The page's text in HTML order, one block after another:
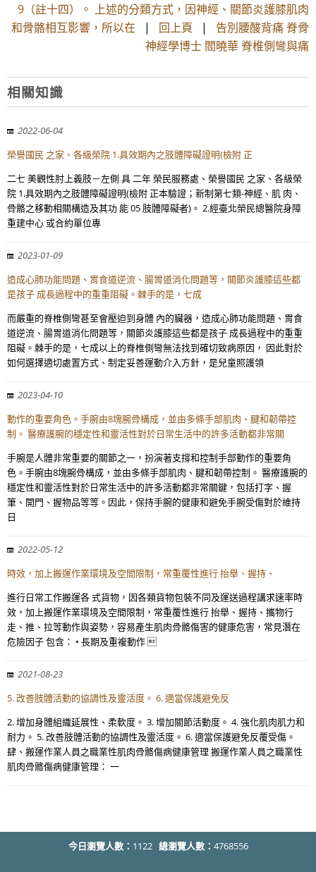
9（註十四）。 上述的分類方式，因神經、關節炎護膝肌肉
和骨骼相互影響，所以在 | 回上頁 | 告別腰酸背痛 脊骨
神經學博士 閻曉華 脊椎側彎與痛
相關知識
2022-06-04
榮譽國民 之家、各級榮院 1.具效期內之肢體障礙證明(檢附 正
二七 美觀性肘上義肢－左側 具 二年 榮民服務處、榮譽國民 之家、各級榮
院 1.具效期內之肢體障礙證明(檢附 正本驗證；新制第七類-神經、肌 肉、
骨骼之移動相關構造及其功 能 05 肢體障礙者)。 2.經臺北榮民總醫院身障
重建中心 或合約單位專
2023-01-09
造成心肺功能問題、胃食道逆流、腸胃道消化問題等，關節炎護膝這些都
是孩子 成長過程中的重重阻礙。棘手的是，七成
而嚴重的脊椎側彎甚至會壓迫到身體 內的臟器，造成心肺功能問題、胃食
道逆流、腸胃道消化問題等，關節炎護膝這些都是孩子 成長過程中的重重
阻礙。棘手的是，七成以上的脊椎側彎無法找到確切致病原因， 因此對於
如何選擇適切處置方式、制定妥善運動介入方針，是兒童照護領
2023-04-10
動作的重要角色。手腕由8塊腕骨構成，並由多條手部肌肉、腱和韌帶控
制。 醫療護腕的穩定性和靈活性對於日常生活中的許多活動都非常關
手腕是人體非常重要的關節之一，扮演著支撐和控制手部動作的重要角
色。手腕由8塊腕骨構成，並由多條手部肌肉、腱和韌帶控制。 醫療護腕的
穩定性和靈活性對於日常生活中的許多活動都非常關鍵，包括打字、握
筆、開門、握物品等等。因此，保持手腕的健康和避免手腕受傷對於維持
日
2022-05-12
時效，加上搬運作業環境及空間限制，常重覆性進行 抬舉、握持、
進行日常工作搬運各 式貨物，因各類貨物包裝不同及運送過程講求速率時
效，加上搬運作業環境及空間限制，常重覆性進行 抬舉、握持、攜物行
走、推、拉等動作與姿勢，容易產生肌肉骨骼傷害的健康危害，常見潛在
危險因子 包含： • 長期及重複動作 
2021-08-23
5. 改善肢體活動的協調性及靈活度。 6. 適當保護避免反
2. 增加身體組織延展性、柔軟度。 3. 增加關節活動度。 4. 強化肌肉肌力和
耐力。 5. 改善肢體活動的協調性及靈活度。 6. 適當保護避免反覆受傷。
肆、搬運作業人員之職業性肌肉骨骼傷病健康管理 搬運作業人員之職業性
肌肉骨骼傷病健康管理： 一
今日瀏覽人數： 1122 總瀏覽人數： 4768556